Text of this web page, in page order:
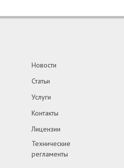
Новости
Статьи
Услуги
Контакты
Лицензии
Технические
регламенты